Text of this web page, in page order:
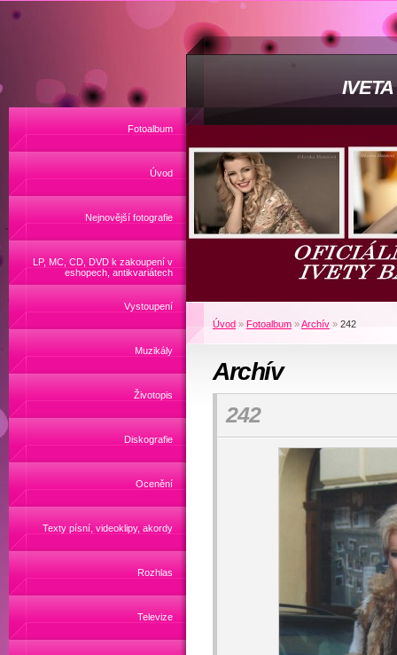
Fotoalbum
Úvod
Nejnovější fotografie
LP, MC, CD, DVD k zakoupení v
eshopech, antikvariátech
Vystoupení
Muzikály
Životopis
Diskografie
Ocenění
Texty písní, videoklipy, akordy
Rozhlas
Televize
Úvod » Fotoalbum »Archív » 242
Archív
242